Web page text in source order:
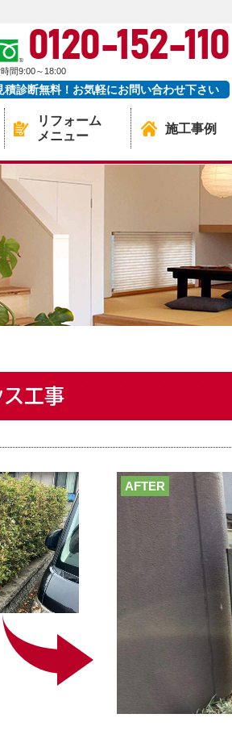
0120-152-110
間9:00～18:00
積診断無料！お気軽にお問い合わせ下さい
リフォーム
メニュー
施工事例
工事
AFTER